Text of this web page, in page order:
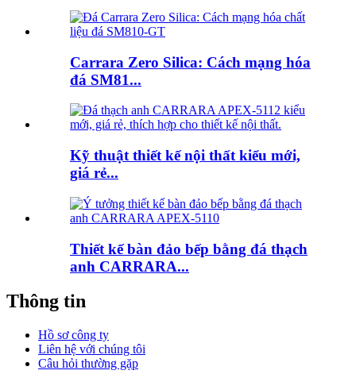
Carrara Zero Silica: Cách mạng hóa
đá SM81...
Kỹ thuật thiết kế nội thất kiểu mới,
giá rẻ...
Thiết kế bàn đảo bếp bằng đá thạch
anh CARRARA...
Thông tin
Hồ sơ công ty
Liên hệ với chúng tôi
Câu hỏi thường gặp